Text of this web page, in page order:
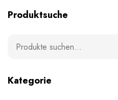
Produktsuche
Kategorie